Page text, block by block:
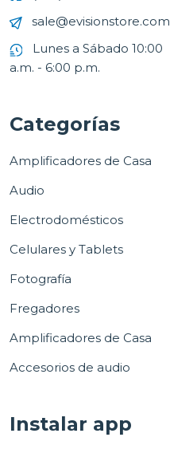
sale@evisionstore.com
Lunes a Sábado 10:00
a.m. - 6:00 p.m.
Categorías
Amplificadores de Casa
Audio
Electrodomésticos
Celulares y Tablets
Fotografía
Fregadores
Amplificadores de Casa
Accesorios de audio
Instalar app